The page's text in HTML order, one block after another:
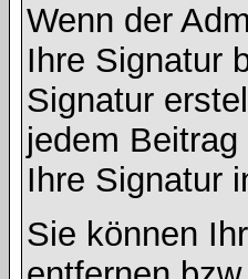
Wenn der
Ihre Signatur
Signatur
jedem
Ihre Signatur
Sie können